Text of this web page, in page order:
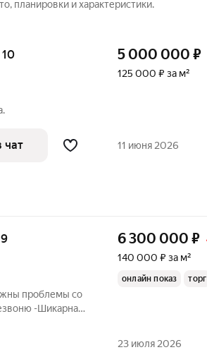
планировки и характеристики.
10 5 000 000 ₽
125 000 ₽ за м²
чат 11 июня 2026
проблемы со
возле
6 300 000 ₽
140 000 ₽ за м²
онлайн показ торг
23 июля 2026